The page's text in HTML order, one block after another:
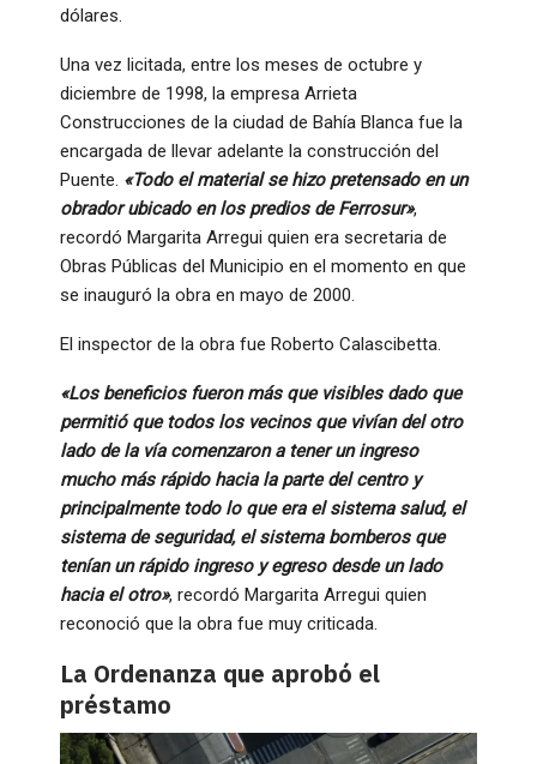
dólares.
Una vez licitada, entre los meses de octubre y
diciembre de 1998, la empresa Arrieta
Construcciones de la ciudad de Bahía Blanca fue la
encargada de llevar adelante la construcción del
Puente. «Todo el material se hizo pretensado en un
obrador ubicado en los predios de Ferrosur»,
recordó Margarita Arregui quien era secretaria de
Obras Públicas del Municipio en el momento en que
se inauguró la obra en mayo de 2000.
El inspector de la obra fue Roberto Calascibetta.
«Los beneficios fueron más que visibles dado que
permitió que todos los vecinos que vivían del otro
lado de la vía comenzaron a tener un ingreso
mucho más rápido hacia la parte del centro y
principalmente todo lo que era el sistema salud, el
sistema de seguridad, el sistema bomberos que
tenían un rápido ingreso y egreso desde un lado
hacia el otro», recordó Margarita Arregui quien
reconoció que la obra fue muy criticada.
La Ordenanza que aprobó el
préstamo